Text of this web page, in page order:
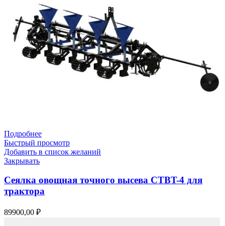
Подробнее
Быстрый просмотр
Добавить в список желаний
Закрывать
Сеялка овощная точного высева СТВT-4 для
трактора
89900,00 ₽